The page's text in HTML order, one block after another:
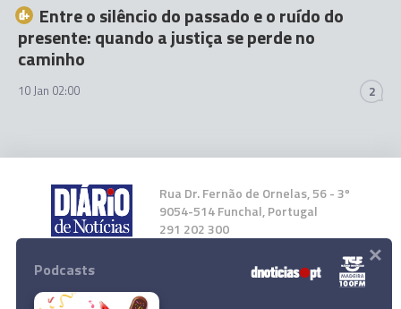
Entre o silêncio do passado e o ruído do
presente: quando a justiça se perde no
caminho
10 Jan 02:00 2
Rua Dr. Fernão de Ornelas, 56 - 3º
9054-514 Funchal, Portugal
291 202 300
Instale a nossa App
Podcasts ×